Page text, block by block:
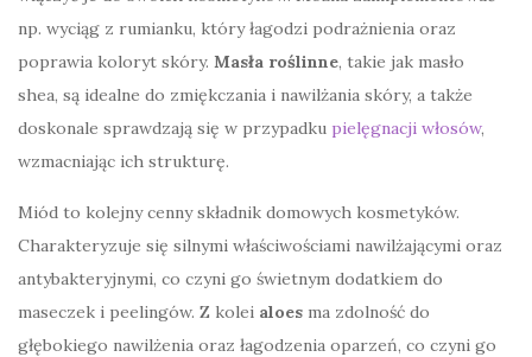
np. wyciąg z rumianku, który łagodzi podrażnienia oraz
poprawia koloryt skóry. Masła roślinne, takie jak masło
shea, są idealne do zmiękczania i nawilżania skóry, a także
doskonale sprawdzają się w przypadku pielęgnacji włosów,
wzmacniając ich strukturę.
Miód to kolejny cenny składnik domowych kosmetyków.
Charakteryzuje się silnymi właściwościami nawilżającymi oraz
antybakteryjnymi, co czyni go świetnym dodatkiem do
maseczek i peelingów. Z kolei aloes ma zdolność do
głębokiego nawilżenia oraz łagodzenia oparzeń, co czyni go